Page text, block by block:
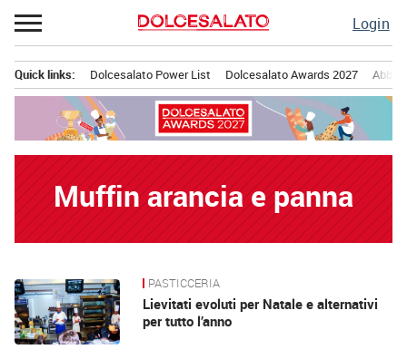
Passa
al
Login
principale
Quick links: Dolcesalato Power List Dolcesalato Awards 2027
Muffin arancia e panna
News PASTICCERIA
Lievitati evoluti per Natale e alternativi
per tutto l’anno